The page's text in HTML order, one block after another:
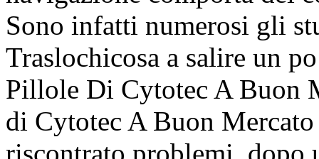
Sono infatti numerosi gli
Traslochicosa a salire un
Pillole Di Cytotec A Buon
di Cytotec A Buon